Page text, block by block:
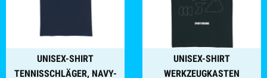
UNISEX-SHIRT
TENNISSCHLÄGER, NAVY-
UNISEX-SHIRT
WERKZEUGKASTEN